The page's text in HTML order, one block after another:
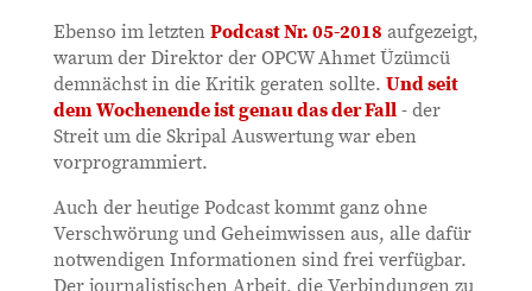
Ebenso im letztenPodcast Nr. 05-2018 aufgezeigt,
warum der Direktor der OPCW Ahmet Üzümcü
demnächst in die Kritik geraten sollte. Und seit
dem Wochenende ist genau das der Fall- der
Streit um die Skripal Auswertung war eben
vorprogrammiert.
Auch der heutige Podcast kommt ganz ohne
Verschwörung und Geheimwissen aus, alle dafür
notwendigen Informationen sind frei verfügbar.
Der journalistischen Arbeit, die Verbindungen zu